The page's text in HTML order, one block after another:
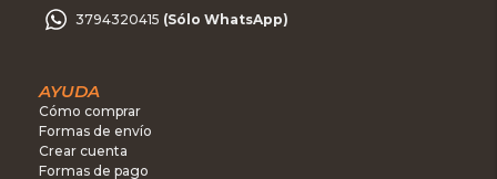
3794320415 (Sólo WhatsApp)
AYUDA
Cómo comprar
Formas de envío
Crear cuenta
Formas de pago